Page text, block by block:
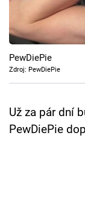
Cool Esport
Pořady
TV Program
PewDiePie
Zdroj: PewDiePie
Už za pár dní
PewDiePie